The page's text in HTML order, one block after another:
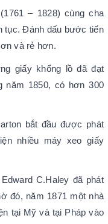
– 1828) cùng cha
tục. Đánh dấu bước tiến
và rẻ hơn.
giấy khổng lồ đã đạt
năm 1850, có hơn 300
bắt đầu được phát
nhiều máy xeo giấy
C.Haley đã phát
đó, năm 1871 một nhà
tại Mỹ và tại Pháp vào